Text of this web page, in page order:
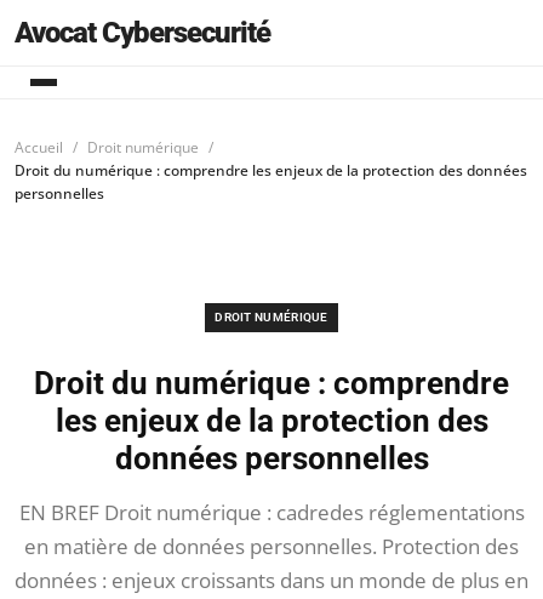
Avocat Cybersecurité
Accueil
Droit numérique
Droit du numérique : comprendre les enjeux de la protection des données
personnelles
DROIT NUMÉRIQUE
Droit du numérique : comprendre
les enjeux de la protection des
données personnelles
EN BREF Droit numérique : cadredes réglementations
en matière de données personnelles. Protection des
données : enjeux croissants dans un monde de plus en